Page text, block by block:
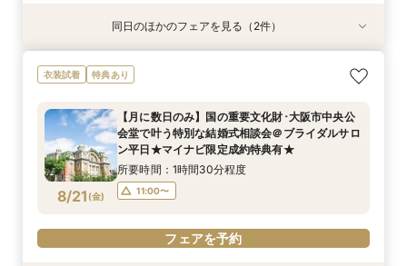
特典あり
8/20(木)
【フォト相談会】国の重要文化財･大阪市中央公
会堂で叶えるフォトウエディング相談会＠ブライ
所要時間：1時間程度
10:00〜
フェアを予約
8/20(木)
【月に数日のみ】国の重要文化財･大阪市中央公
会堂で叶う特別な結婚式相談会＠オンライン★マ
所要時間：1時間程度
11:00〜
フェアを予約
同日のほかのフェアを見る（2件）
衣装試着 特典あり
8/21 (金)
【月に数日のみ】国の重要文化財･大阪市中央公
会堂で叶う特別な結婚式相談会＠ブライダルサロ
ン平日★マイナビ限定成約特典有★
所要時間：1時間30分程度
11:00〜
フェアを予約